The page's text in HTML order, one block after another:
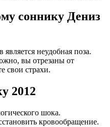
соннику Дениз
неудобная поза.
вы отрезаны от
свои страхи.
2012
шока.
кровообращение.